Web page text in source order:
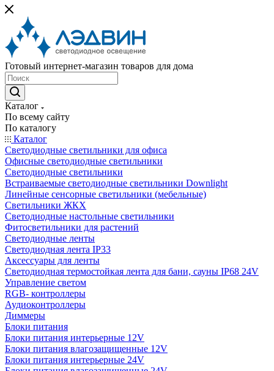
Готовый интернет-магазин товаров для дома
Каталог
По всему сайту
По каталогу
Каталог
Светодиодные светильники для офиса
Офисные светодиодные светильники
Светодиодные светильники
Встраиваемые светодиодные светильники Downlight
Линейные сенсорные светильники (мебельные)
Светильники ЖКХ
Светодиодные настольные светильники
Фитосветильники для растений
Светодиодные ленты
Светодиодная лента IP33
Аксессуары для ленты
Светодиодная термостойкая лента для бани, сауны IP68 24V
Управление светом
RGB- контроллеры
Аудиоконтроллеры
Диммеры
Блоки питания
Блоки питания интерьерные 12V
Блоки питания влагозащищенные 12V
Блоки питания интерьерные 24V